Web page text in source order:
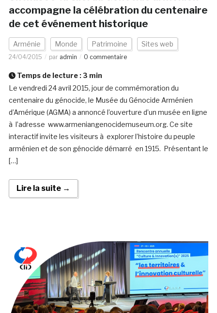
accompagne la célébration du centenaire
de cet événement historique
Arménie Monde Patrimoine Sites web
24/04/2015 par admin 0 commentaire
Temps de lecture : 3 min
Le vendredi 24 avril 2015, jour de commémoration du
centenaire du génocide, le Musée du Génocide Arménien
d’Amérique (AGMA) a annoncé l’ouverture d’un musée en ligne
à l’adresse www.armeniangenocidemuseum.org. Ce site
interactif invite les visiteurs à explorer l’histoire du peuple
arménien et de son génocide démarré en 1915. Présentant le
[…]
Lire la suite →